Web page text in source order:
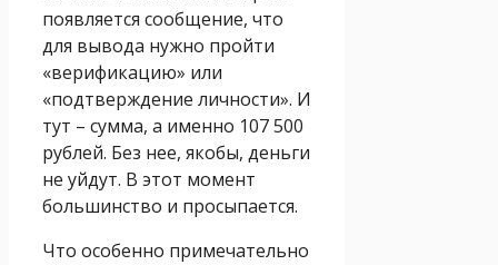
появляется сообщение, что
для вывода нужно пройти
«верификацию» или
«подтверждение личности». И
тут – сумма, а именно 107 500
рублей. Без нее, якобы, деньги
не уйдут. В этот момент
большинство и просыпается.
Что особенно примечательно